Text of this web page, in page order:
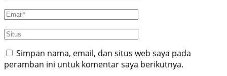
Simpan nama, email, dan situs web saya pada
peramban ini untuk komentar saya berikutnya.